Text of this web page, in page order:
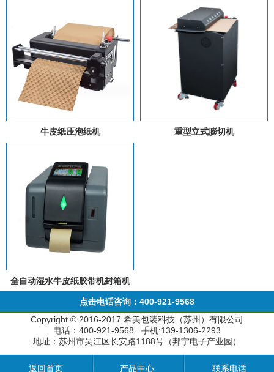
牛皮纸压泡纸机 重型立式膨切机
全自动湿水牛皮纸胶带机封箱机
点击电话咨询：400-921-9568
Copyright © 2016-2017 希美包装科技（苏州）有限公司
电话：400-921-9568 手机:139-1306-2293
地址：苏州市吴江区长安路1188号（邦宁电子产业园）
返回首页 产品中心 联系电话